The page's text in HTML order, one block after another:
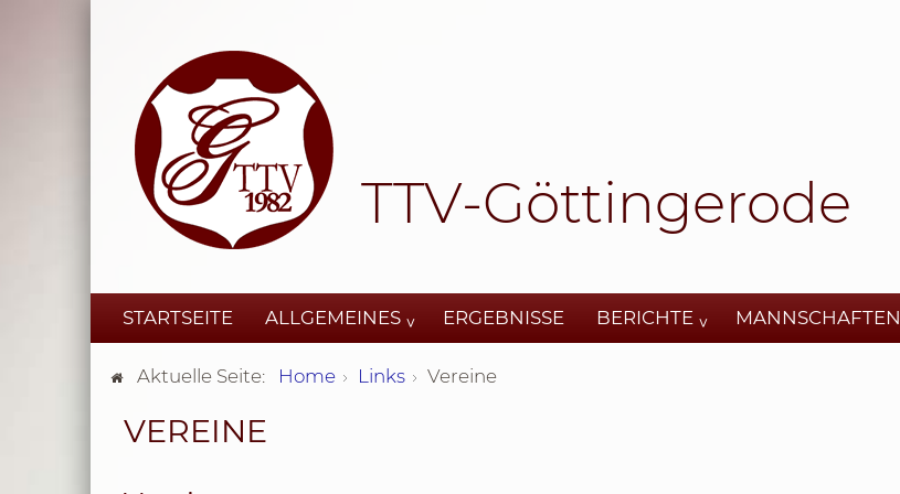
TTV-Göttingerode
STARTSEITE ALLGEMEINES ERGEBNISSE BERICHTE MANNSCHAFTEN
Aktuelle Seite: Home Links Vereine
VEREINE